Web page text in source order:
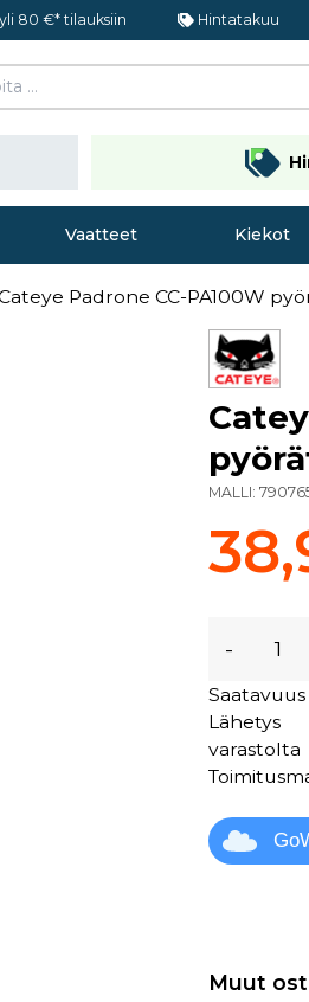
80 €* tilauksiin Hintatakuu
Vaatteet Kiekot
Padrone CC-PA100W
MALLI:
-
Saatavuus
Lähetys
varastolta
Muut